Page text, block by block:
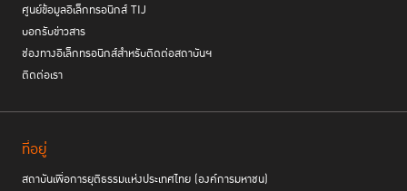
ศูนย์ข้อมูลอิเล็กทรอนิกส์ TIJ
บอกรับข่าวสาร
ช่องทางอิเล็กทรอนิกส์สำหรับติดต่อสถาบันฯ
ติดต่อเรา
ที่อยู่
สถาบันเพื่อการยุติธรรมแห่งประเทศไทย (องค์การมหาชน)